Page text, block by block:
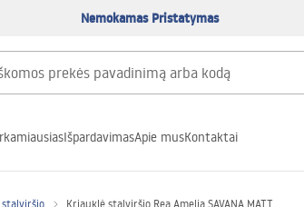
Nemokamas Pristatymas
IšpardavimasApie musKontaktai
Kriauklė stalviršio Rea Amelia SAVANA MATT